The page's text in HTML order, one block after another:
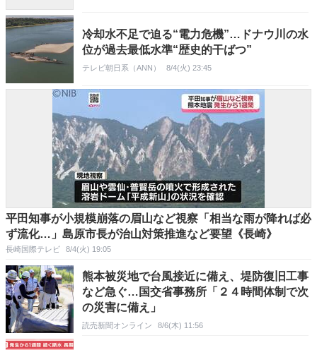
冷却水不足で迫る“電力危機”…ドナウ川の水
位が過去最低水準“歴史的干ばつ”
テレビ朝日系（ANN） 8/4(火) 23:45
平田知事が小規模崩落の眉山など視察「相当な雨が降れば必
ず流化…」島原市長が治山対策推進など要望《長崎》
長崎国際テレビ 8/4(火) 19:05
熊本被災地で台風接近に備え、堤防復旧工事
など急ぐ…国交省事務所「２４時間体制で次
の災害に備え」
読売新聞オンライン 8/6(木) 11:56